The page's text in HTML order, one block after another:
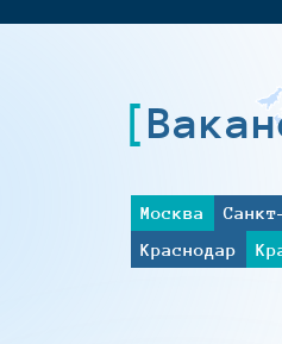
Москва
Краснодар